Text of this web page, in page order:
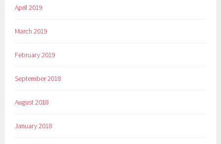
April 2019
March 2019
February 2019
September 2018
August 2018
January 2018